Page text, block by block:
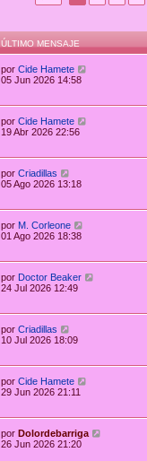
ÚLTIMO MENSAJE
por Cide Hamete
05 Jun 2026 14:58
por Cide Hamete
19 Abr 2026 22:56
por Criadillas
05 Ago 2026 13:18
por M. Corleone
01 Ago 2026 18:38
por Doctor Beaker
24 Jul 2026 12:49
por Criadillas
10 Jul 2026 18:09
por Cide Hamete
29 Jun 2026 21:11
por Dolordebarriga
26 Jun 2026 21:20